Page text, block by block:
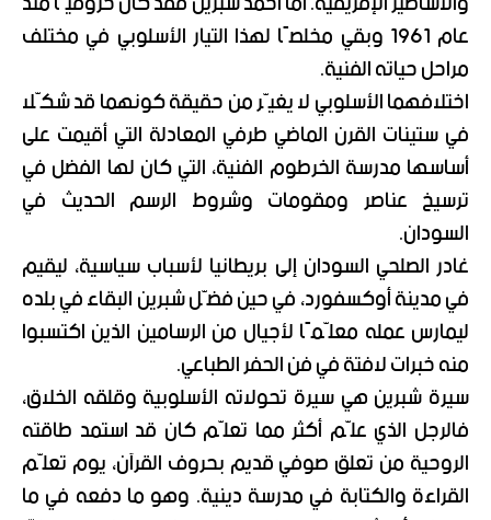
عام 1961 وبقي مخلصًا لهذا التيار الأسلوبي في مختلف
مراحل حياته الفنية.
اختلافهما الأسلوبي لا يغيّر من حقيقة كونهما قد شكّلا
في ستينات القرن الماضي طرفي المعادلة التي أقيمت على
أساسها مدرسة الخرطوم الفنية، التي كان لها الفضل في
ترسيخ عناصر ومقومات وشروط الرسم الحديث في
السودان.
غادر الصلحي السودان إلى بريطانيا لأسباب سياسية، ليقيم
في مدينة أوكسفورد، في حين فضّل شبرين البقاء في بلده
ليمارس عمله معلّمًا لأجيال من الرسامين الذين اكتسبوا
منه خبرات لافتة في فن الحفر الطباعي.
سيرة شبرين هي سيرة تحولاته الأسلوبية وقلقه الخلاق،
فالرجل الذي علّم أكثر مما تعلّم كان قد استمد طاقته
الروحية من تعلق صوفي قديم بحروف القرآن، يوم تعلّم
القراءة والكتابة في مدرسة دينية. وهو ما دفعه في ما